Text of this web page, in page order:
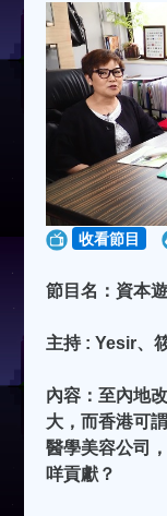
收看節目
節目名：資本
主持 : Yesir、
內容：至內地
大，而香港可
醫學美容公司
咩貢獻？